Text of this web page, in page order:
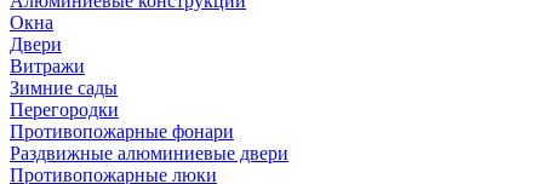
Окна
Двери
Витражи
Зимние сады
Перегородки
Противопожарные фонари
Раздвижные алюминиевые двери
Противопожарные люки